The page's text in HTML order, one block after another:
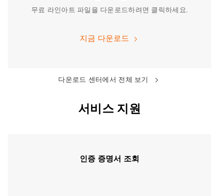
무료 라인아트 파일을 다운로드하려면 클릭하세요.
지금 다운로드
다운로드 센터에서 전체 보기
서비스 지원
인증 증명서 조회